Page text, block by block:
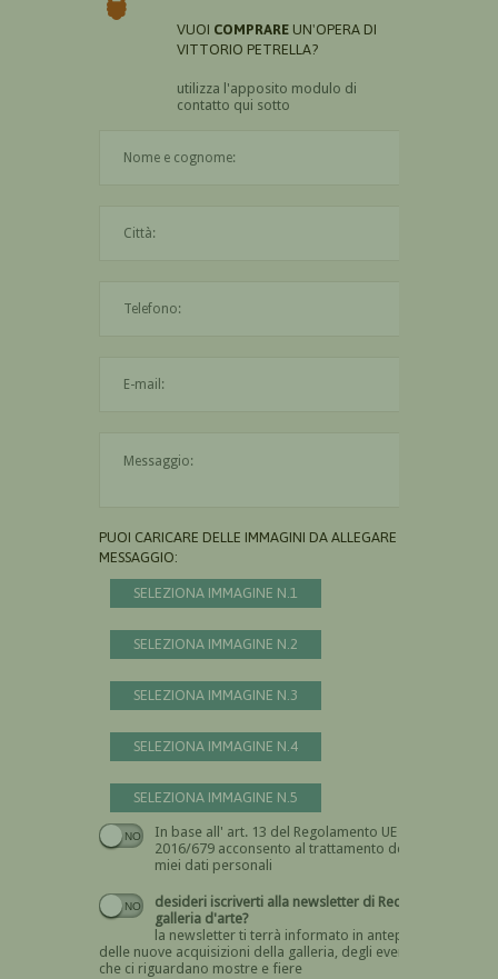
VUOI COMPRARE UN'OPERA DI
VITTORIO PETRELLA?
utilizza l'apposito modulo di
contatto qui sotto
PUOI CARICARE DELLE IMMAGINI DA ALLEGARE AL
MESSAGGIO:
SELEZIONA IMMAGINE N.1
SELEZIONA IMMAGINE N.2
SELEZIONA IMMAGINE N.3
SELEZIONA IMMAGINE N.4
SELEZIONA IMMAGINE N.5
In base all' art. 13 del Regolamento UE n.
2016/679 acconsento al trattamento dei
miei dati personali
Devi dare il consenso
desideri iscriverti alla newsletter di Recta
galleria d'arte?
la newsletter ti terrà informato in anteprima
delle nuove acquisizioni della galleria, degli eventi
che ci riguardano mostre e fiere